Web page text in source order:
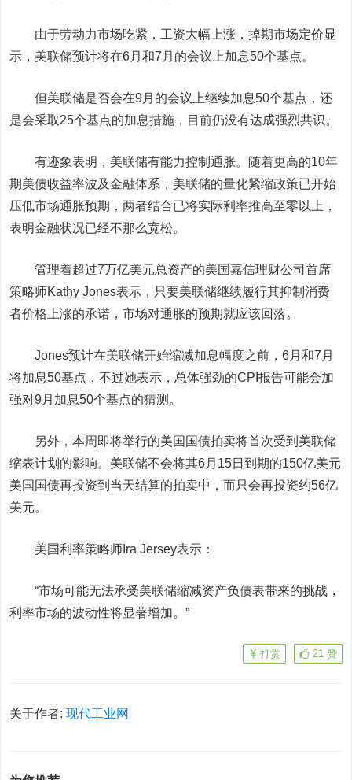
由于劳动力市场吃紧，工资大幅上涨，掉期市场定价显
示，美联储预计将在6月和7月的会议上加息50个基点。
但美联储是否会在9月的会议上继续加息50个基点，还
是会采取25个基点的加息措施，目前仍没有达成强烈共识。
有迹象表明，美联储有能力控制通胀。随着更高的10年
期美债收益率波及金融体系，美联储的量化紧缩政策已开始
压低市场通胀预期，两者结合已将实际利率推高至零以上，
表明金融状况已经不那么宽松。
管理着超过7万亿美元总资产的美国嘉信理财公司首席
策略师Kathy Jones表示，只要美联储继续履行其抑制消费
者价格上涨的承诺，市场对通胀的预期就应该回落。
Jones预计在美联储开始缩减加息幅度之前，6月和7月
将加息50基点，不过她表示，总体强劲的CPI报告可能会加
强对9月加息50个基点的猜测。
另外，本周即将举行的美国国债拍卖将首次受到美联储
缩表计划的影响。美联储不会将其6月15日到期的150亿美元
美国国债再投资到当天结算的拍卖中，而只会再投资约56亿
美元。
美国利率策略师Ira Jersey表示：
“市场可能无法承受美联储缩减资产负债表带来的挑战，
利率市场的波动性将显著增加。”
21 赞
打赏
关于作者:现代工业网